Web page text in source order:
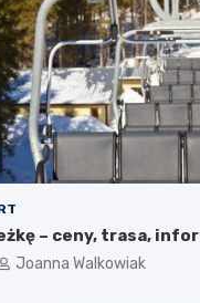
– ceny, trasa,
Joanna Walkowiak